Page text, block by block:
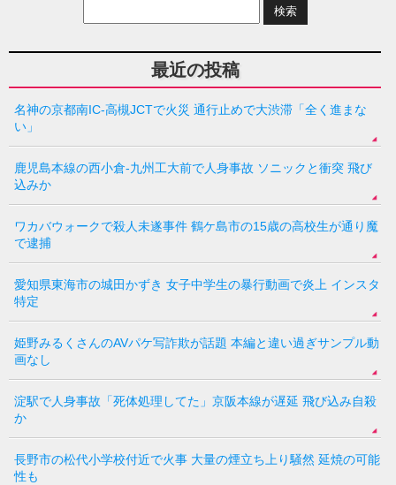
最近の投稿
名神の京都南IC-高槻JCTで火災 通行止めで大渋滞「全く進まな
い」
鹿児島本線の西小倉-九州工大前で人身事故 ソニックと衝突 飛び
込みか
ワカバウォークで殺人未遂事件 鶴ケ島市の15歳の高校生が通り魔
で逮捕
愛知県東海市の城田かずき 女子中学生の暴行動画で炎上 インスタ
特定
姫野みるくさんのAVパケ写詐欺が話題 本編と違い過ぎサンプル動
画なし
淀駅で人身事故「死体処理してた」京阪本線が遅延 飛び込み自殺
か
長野市の松代小学校付近で火事 大量の煙立ち上り騒然 延焼の可能
性も